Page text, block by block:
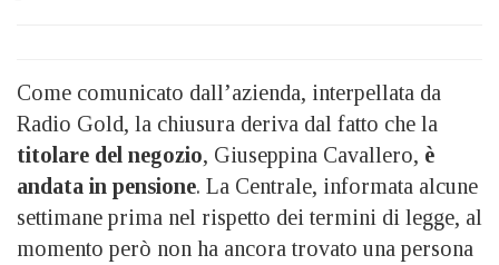
Come comunicato dall’azienda, interpellata da
Radio Gold, la chiusura deriva dal fatto che la
titolare del negozio, Giuseppina Cavallero, è
andata in pensione. La Centrale, informata alcune
settimane prima nel rispetto dei termini di legge, al
momento però non ha ancora trovato una persona